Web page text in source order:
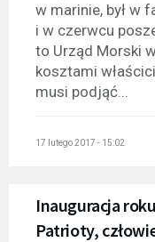
w marinie, był w
i w czerwcu
to Urząd Morski
kosztami
musi podjąć...
17 lutego 2017 - 15:02
Inauguracja
Patrioty,